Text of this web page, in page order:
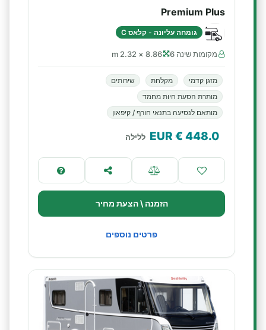
Premium Plus
גומחה עליונה - קלאס C
מקומות שינה 6 8.86 × 2.32 m
מזגן קדמי מקלחת
שירותים
מותרת הסעת חיות מחמד
מותאם לנסיעה בתנאי חורף / קיפאון
448.0
€ EUR ללילה
הזמנה \ הצעת מחיר
פרטים נוספים